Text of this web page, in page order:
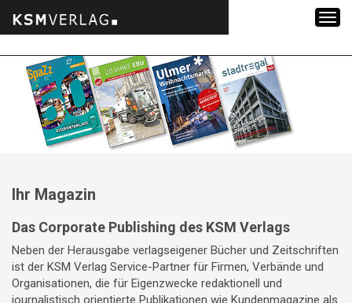
Inhalt
springen
Ihr Magazin
Das Corporate Publishing des KSM Verlags
Neben der Herausgabe verlagseigener Bücher und Zeitschriften
ist der KSM Verlag Service-Partner für Firmen, Verbände und
Organisationen, die für Eigenzwecke redaktionell und
journalistisch orientierte Publikationen wie Kundenmagazine als